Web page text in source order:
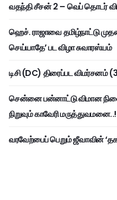
வதந்தி சீசன் 2 – வெப் தொடர்
ஹெச். ராஜாவை தமிழ்நாட்டு
செய்யாதே’ பட விழா சுவாரஸ்யம்
டிசி (DC) திரைப்பட விமர்சனம்
சென்னை பன்னாட்டு விமான
நிறுவும் காவேரி மருத்துவமனை..!
வரவேற்பைப் பெறும் ஜீவாவின்